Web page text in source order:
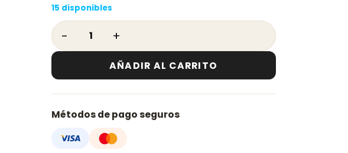
$ 1,064.48.$ 855.52.
15 disponibles
Set De Baño Quarella 3 Piezas Acabado Cromo y Madera -
AÑADIR AL CARRITO
Métodos de pago seguros